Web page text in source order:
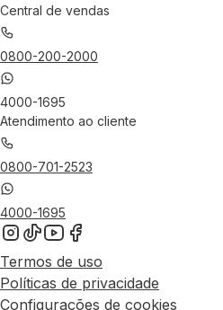
Central de vendas
0800-200-2000
4000-1695
Atendimento ao cliente
0800-701-2523
4000-1695
Termos de uso
Políticas de privacidade
Configurações de cookies